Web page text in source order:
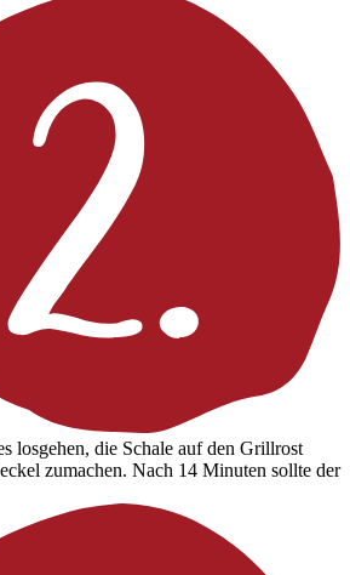
losgehen, die Schale auf den Grillrost
zumachen. Nach 14 Minuten sollte der